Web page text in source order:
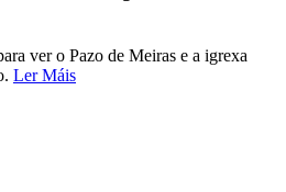
ver o Pazo de Meiras e a igrexa
Ler Máis